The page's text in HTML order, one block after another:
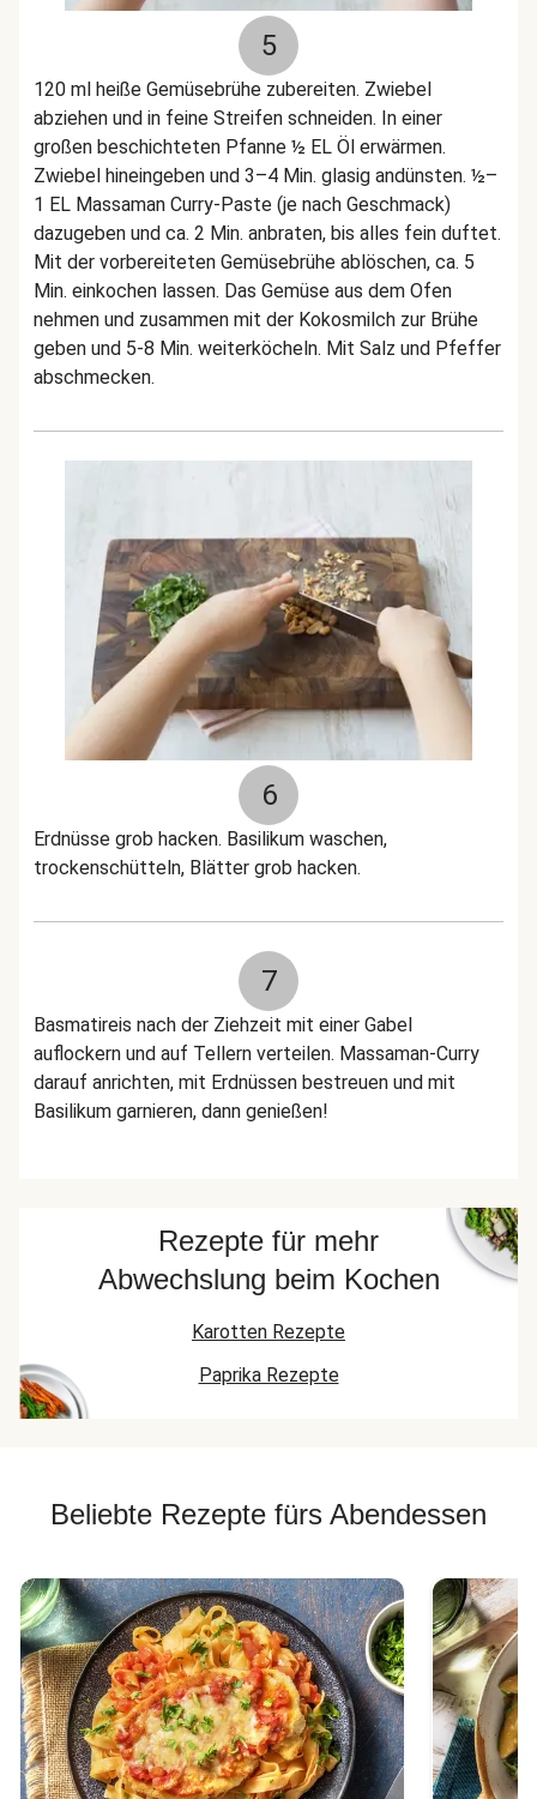
5
120 ml heiße Gemüsebrühe zubereiten. Zwiebel
abziehen und in feine Streifen schneiden. In einer
großen beschichteten Pfanne ½ EL Öl erwärmen.
Zwiebel hineingeben und 3–4 Min. glasig andünsten. ½–
1 EL Massaman Curry-Paste (je nach Geschmack)
dazugeben und ca. 2 Min. anbraten, bis alles fein duftet.
Mit der vorbereiteten Gemüsebrühe ablöschen, ca. 5
Min. einkochen lassen. Das Gemüse aus dem Ofen
nehmen und zusammen mit der Kokosmilch zur Brühe
geben und 5-8 Min. weiterköcheln. Mit Salz und Pfeffer
abschmecken.
6
Erdnüsse grob hacken. Basilikum waschen,
trockenschütteln, Blätter grob hacken.
7
Basmatireis nach der Ziehzeit mit einer Gabel
auflockern und auf Tellern verteilen. Massaman-Curry
darauf anrichten, mit Erdnüssen bestreuen und mit
Basilikum garnieren, dann genießen!
Rezepte für mehr
Abwechslung beim Kochen
Karotten Rezepte
Paprika Rezepte
Beliebte Rezepte fürs Abendessen